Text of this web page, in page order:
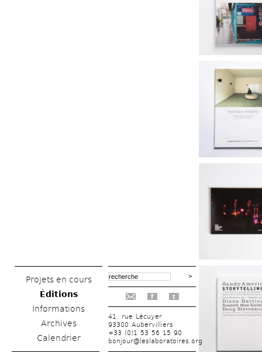
Projets en cours
Éditions
Informations
Archives
Calendrier
f t
41, rue Lécuyer
93300 Aubervilliers
+33 (0)1 53 56 15 90
bonjour@leslaboratoires.org